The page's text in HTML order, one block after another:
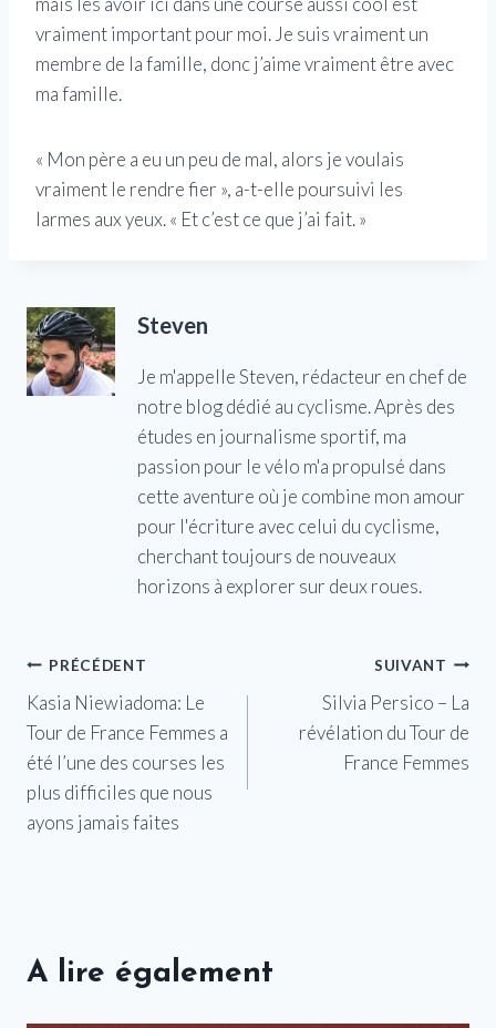
vraiment important pour moi. Je suis vraiment un
membre de la famille, donc j’aime vraiment être avec
ma famille.
« Mon père a eu un peu de mal, alors je voulais
vraiment le rendre fier », a-t-elle poursuivi les
larmes aux yeux. « Et c’est ce que j’ai fait. »
Steven
Je m'appelle Steven, rédacteur en chef de
notre blog dédié au cyclisme. Après des
études en journalisme sportif, ma
passion pour le vélo m'a propulsé dans
cette aventure où je combine mon amour
pour l'écriture avec celui du cyclisme,
cherchant toujours de nouveaux
horizons à explorer sur deux roues.
Navigation
de
l’article
PRÉCÉDENT
Kasia Niewiadoma: Le
Tour de France Femmes a
été l’une des courses les
plus difficiles que nous
ayons jamais faites
SUIVANT
Silvia Persico – La
révélation du Tour de
France Femmes
A lire également